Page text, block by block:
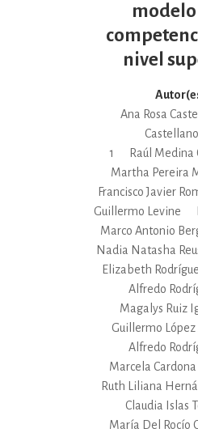
nivel
Ana Rosa
1
Raúl Medina
Martha Pereira
Francisco Javier
Guillermo Levine
Marco Antonio
Nadia Natasha
Elizabeth
Alfredo
Magalys Ruiz
Guillermo
Alfredo
Marcela Cardona
Ruth Liliana
Claudia Islas
María Del Rocío